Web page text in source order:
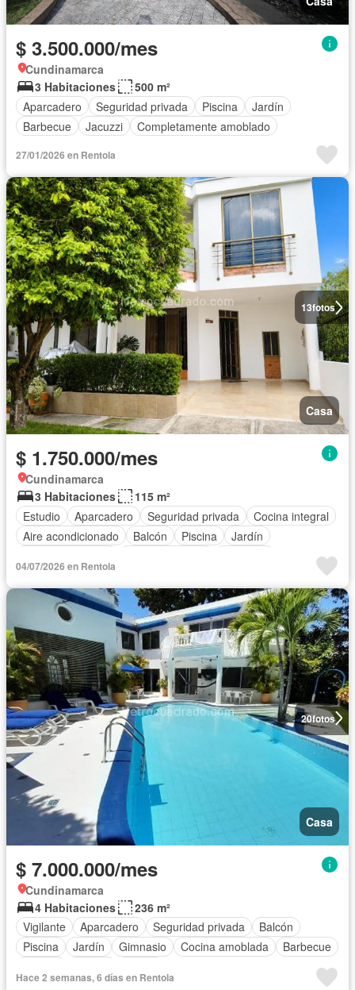
$ 3.500.000/mes
Cundinamarca
3 Habitaciones
500 m²
Aparcadero
Seguridad privada Piscina
Jardín
Barbecue
Jacuzzi Completamente amoblado
27/01/2026 en Rentola
13fotos
Casa
$ 1.750.000/mes
Cundinamarca
3 Habitaciones
115 m²
Estudio
Aparcadero Seguridad privada
Cocina integral
Aire acondicionado
Balcón Piscina
Jardín
04/07/2026 en Rentola
20fotos
Casa
$ 7.000.000/mes
Cundinamarca
4 Habitaciones
236 m²
Vigilante
Aparcadero Seguridad privada
Balcón
Piscina
Jardín Gimnasio Cocina amoblada
Barbecue
Hace 2 semanas, 6 días en Rentola